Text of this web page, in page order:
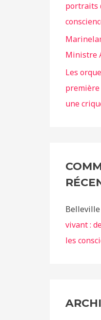
portraits
Ministre
Les
première
une
Belleville
vivant :
les